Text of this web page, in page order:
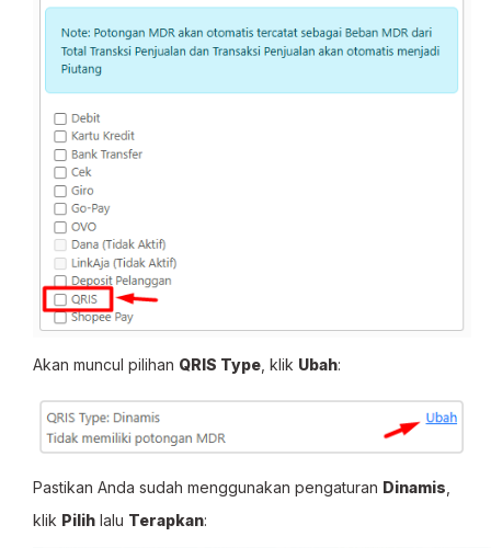
Akan muncul pilihan QRIS Type , klik Ubah:
Pastikan Anda sudah menggunakan pengaturan Dinamis
klik Pilih lalu Terapkan: